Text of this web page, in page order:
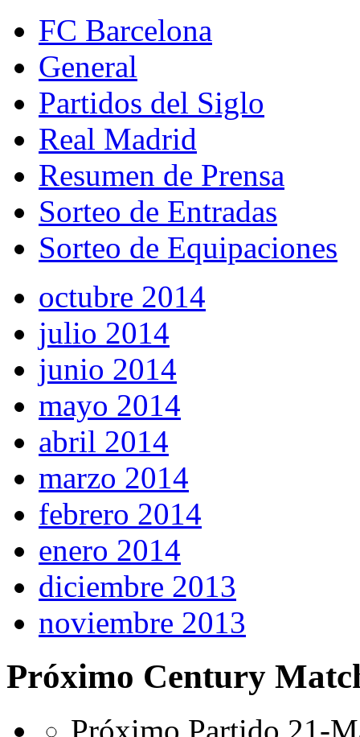
FC Barcelona
General
Partidos del Siglo
Real Madrid
Resumen de Prensa
Sorteo de Entradas
Sorteo de Equipaciones
octubre 2014
julio 2014
junio 2014
mayo 2014
abril 2014
marzo 2014
febrero 2014
enero 2014
diciembre 2013
noviembre 2013
Próximo Century
Próximo Partido 21-